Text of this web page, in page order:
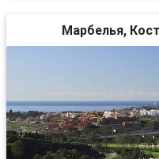
Марбелья,